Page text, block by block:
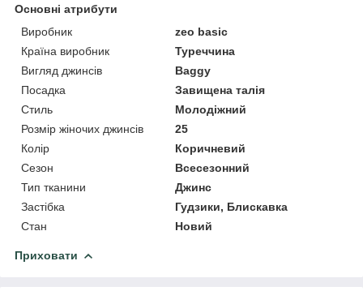
Основні атрибути
Виробник
zeo basic
Країна виробник
Туреччина
Вигляд джинсів
Baggy
Посадка
Завищена талія
Стиль
Молодіжний
Розмір жіночих джинсів
25
Колір
Коричневий
Сезон
Всесезонний
Тип тканини
Джинс
Застібка
Гудзики, Блискавка
Стан
Новий
Приховати